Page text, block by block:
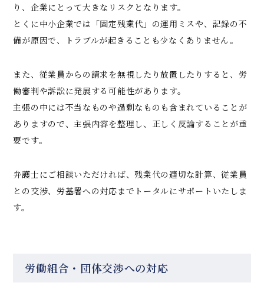
り、企業にとって大きなリスクとなります。
とくに中小企業では「固定残業代」の運用ミスや、記録の不
備が原因で、トラブルが起きることも少なくありません。
また、従業員からの請求を無視したり放置したりすると、労
働審判や訴訟に発展する可能性があります。
主張の中には不当なものや過剰なものも含まれていることが
ありますので、主張内容を整理し、正しく反論することが重
要です。
弁護士にご相談いただければ、残業代の適切な計算、従業員
との交渉、労基署への対応までトータルにサポートいたしま
す。
労働組合・団体交渉への対応